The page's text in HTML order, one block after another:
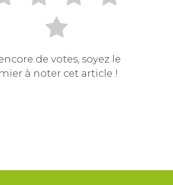
de votes, soyez le
à noter cet article !